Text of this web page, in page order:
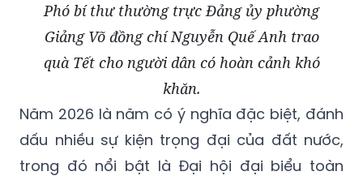
Phó bí thư thường trực Đảng ủy phường
Giảng Võ đồng chí Nguyễn Quế Anh trao
quà Tết cho người dân có hoàn cảnh khó
khăn.
Năm 2026 là năm có ý nghĩa đặc biệt, đánh
dấu nhiều sự kiện trọng đại của đất nước,
trong đó nổi bật là Đại hội đại biểu toàn